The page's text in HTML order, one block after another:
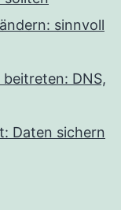
sinnvoll
DNS,
Daten sichern